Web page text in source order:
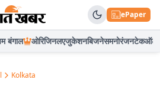
ePaper
बंगाल ओरिजिनलएजुकेशनबिजनेसमनोरंजनटेकऑटो
Kolkata